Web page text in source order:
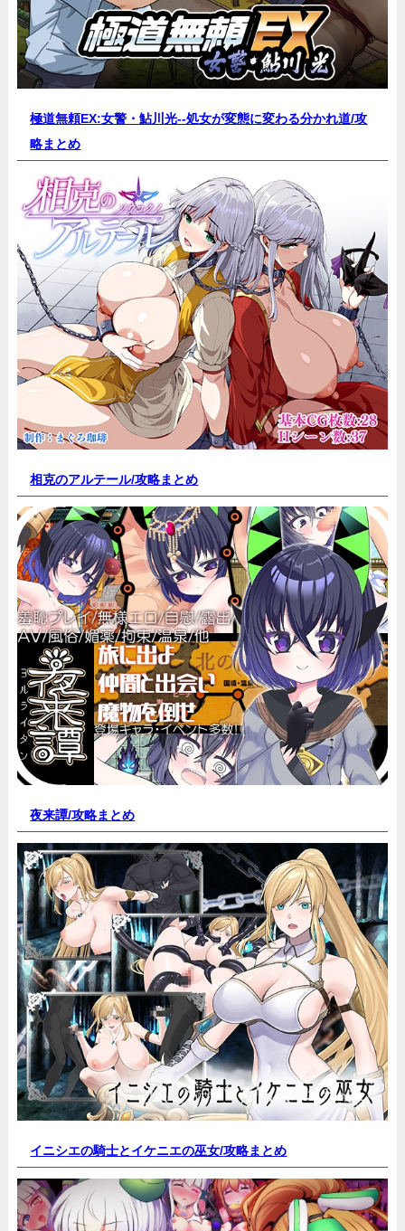
極道無頼EX:女警・鮎川光--処女が変態に変わる分かれ道/攻
略まとめ
相克のアルテール/攻略まとめ
夜来譚/攻略まとめ
イニシエの騎士とイケニエの巫女/攻略まとめ